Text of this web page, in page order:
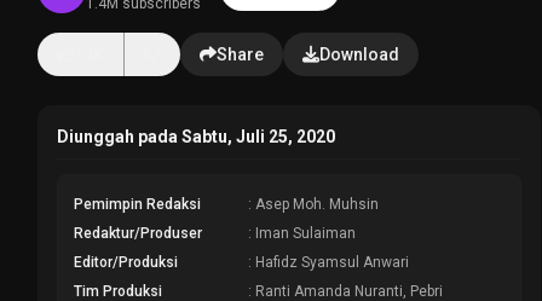
1.4M subscribers
Share Download
Diunggah pada Sabtu, Juli 25, 2020
Pemimpin Redaksi
: Asep Moh. Muhsin
Redaktur/Produser
: Iman Sulaiman
Editor/Produksi
: Hafidz Syamsul Anwari
Tim Produksi
: Ranti Amanda Nuranti, Pebri